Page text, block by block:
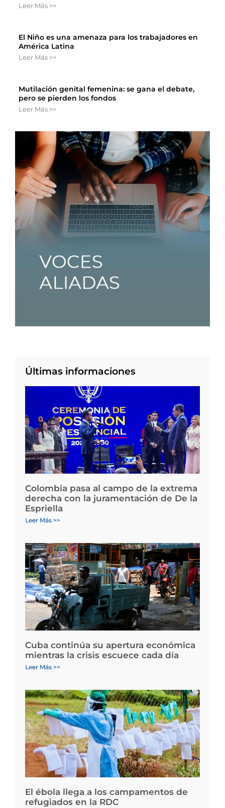
Leer Más >>
El Niño es una amenaza para los trabajadores en
América Latina
Leer Más >>
Mutilación genital femenina: se gana el debate,
pero se pierden los fondos
Leer Más >>
Últimas informaciones
Colombia pasa al campo de la extrema
derecha con la juramentación de De la
Espriella
Leer Más >>
Cuba continúa su apertura económica
mientras la crisis escuece cada día
Leer Más >>
El ébola llega a los campamentos de
refugiados en la RDC